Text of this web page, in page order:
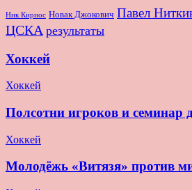
Ник Кириос Новак Джокович Павел
ЦСКА результаты
Хоккей
Хоккей
Полсотни игроков и семинар
Хоккей
Молодёжь «Витязя» против